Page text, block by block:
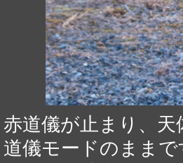
赤道儀が止まり、
道儀モードのまま